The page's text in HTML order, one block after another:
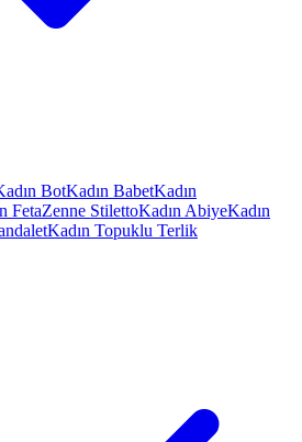
BotKadın BabetKadın
FetaZenne StilettoKadın AbiyeKadın
Kadın Topuklu Terlik